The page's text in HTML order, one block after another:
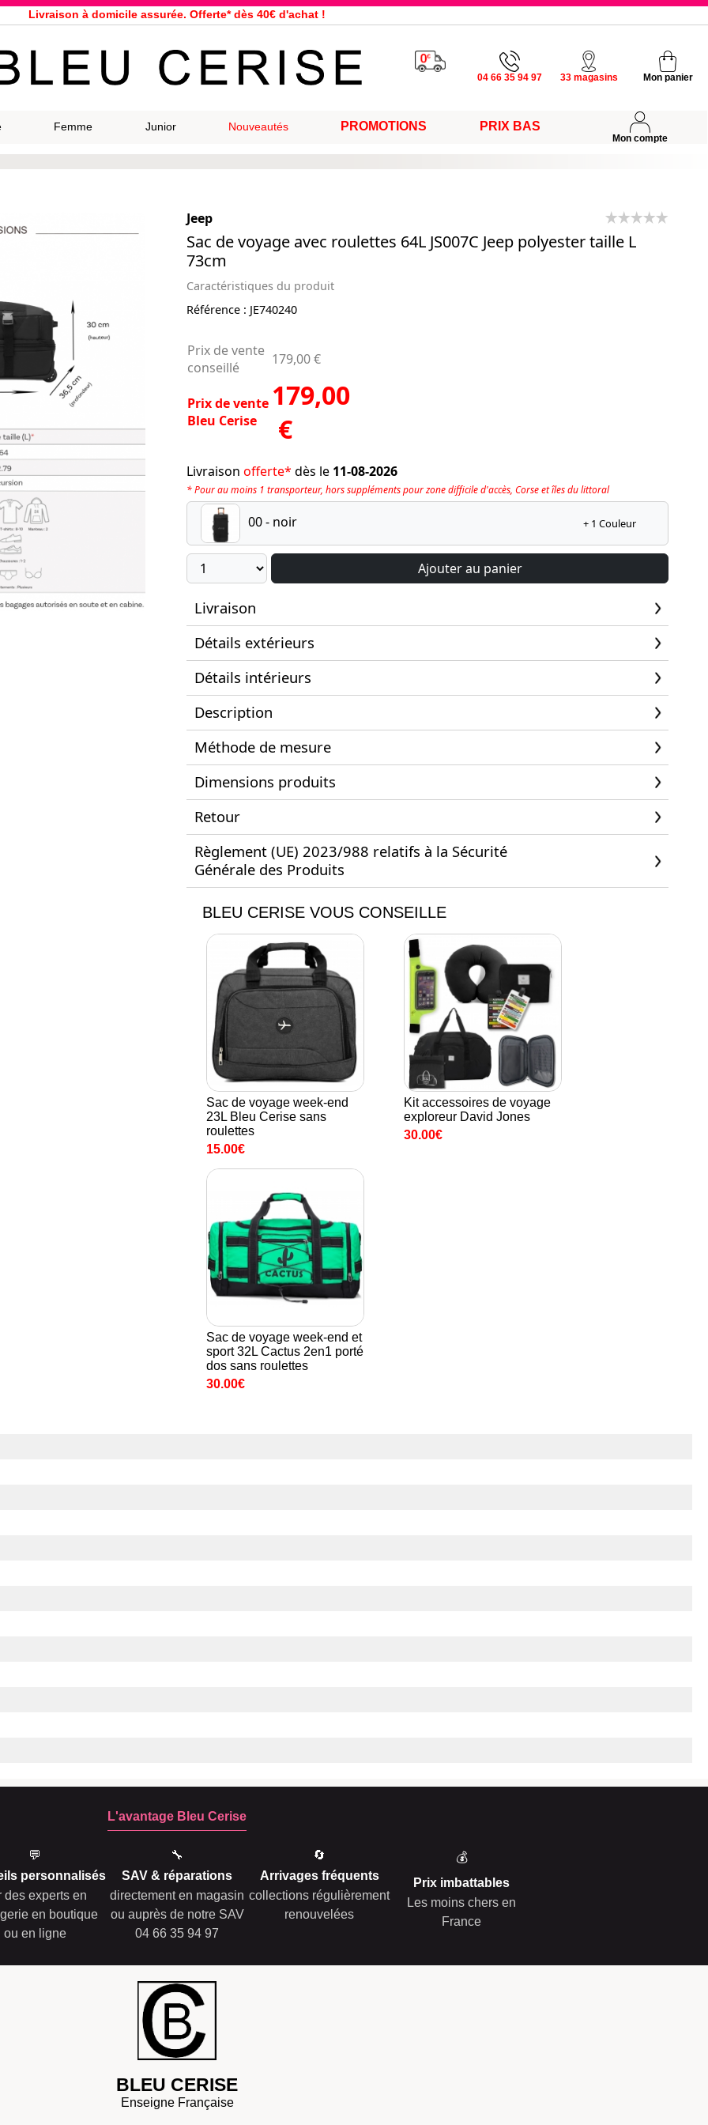
Livraison à domicile assurée. Offerte* dès 40€ d'achat !
le jour même pour toutes commandes passées avant 12h, du lundi au vendredi
33 magasins répartis dans la France. Un à proximité de chez vous ?
04 66 35 94 97 33 magasins Mon panier
Femme Junior Nouveautés PROMOTIONS PRIX BAS
Mon compte
Jeep
Sac de voyage avec roulettes 64L JS007C Jeep polyester taille L
73cm
Caractéristiques du produit
Référence : JE740240
Prix de vente
conseillé
179,00 €
Prix de vente
Bleu Cerise
179,00
€
Livraison offerte* dès le 11-08-2026
* Pour au moins 1 transporteur, hors suppléments pour zone difficile d'accès, Corse et îles du littoral
00 - noir + 1 Couleur
Ajouter au panier
Livraison
Détails extérieurs
Détails intérieurs
Description
Méthode de mesure
Dimensions produits
Retour
Règlement (UE) 2023/988 relatifs à la Sécurité
Générale des Produits
BLEU CERISE VOUS CONSEILLE
Sac de voyage week-end
23L Bleu Cerise sans
roulettes
15.00€
Kit accessoires de voyage
exploreur David Jones
30.00€
Sac de voyage week-end et
sport 32L Cactus 2en1 porté
dos sans roulettes
30.00€
L'avantage Bleu Cerise
💬
personnalisés
des experts en
en boutique
ou en ligne
🔧
SAV & réparations
directement en magasin
ou auprès de notre SAV
04 66 35 94 97
🔄
Arrivages fréquents
collections régulièrement
renouvelées
💰
Prix imbattables
Les moins chers en
France
BLEU CERISE
Enseigne Française